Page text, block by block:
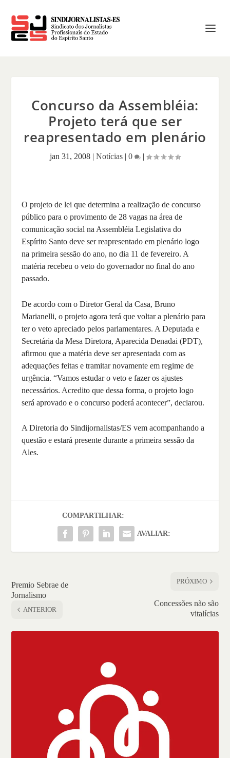
Concurso da Assembléia:
Projeto terá que ser
reapresentado em plenário
jan 31, 2008 | Notícias | 0 |
O projeto de lei que determina a realização de concurso
público para o provimento de 28 vagas na área de
comunicação social na Assembléia Legislativa do
Espírito Santo deve ser reapresentado em plenário logo
na primeira sessão do ano, no dia 11 de fevereiro. A
matéria recebeu o veto do governador no final do ano
passado.
De acordo com o Diretor Geral da Casa, Bruno
Marianelli, o projeto agora terá que voltar a plenário para
ter o veto apreciado pelos parlamentares. A Deputada e
Secretária da Mesa Diretora, Aparecida Denadai (PDT),
afirmou que a matéria deve ser apresentada com as
adequações feitas e tramitar novamente em regime de
urgência. “Vamos estudar o veto e fazer os ajustes
necessários. Acredito que dessa forma, o projeto logo
será aprovado e o concurso poderá acontecer”, declarou.
A Diretoria do Sindijornalistas/ES vem acompanhando a
questão e estará presente durante a primeira sessão da
Ales.
COMPARTILHAR:
AVALIAR:
Premio Sebrae de
Jornalismo
ANTERIOR
PRÓXIMO
Concessões não são
vitalícias